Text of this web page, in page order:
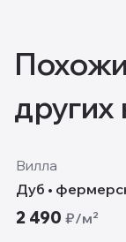
других
12mm
Вилла
Дуб •
2 490 ₽/м²